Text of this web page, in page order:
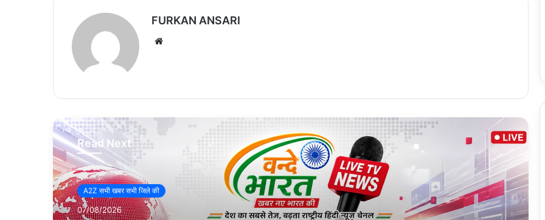
FURKAN ANSARI
Read Next
A2Z सभी खबर सभी जिले की
07/08/2026
छोटे एवं मध्यम समाचार पत्रों के संगठन असमनी की
सचिव, पत्रकार जगत में हर्ष की लहर
शिव भक्तों की सुरक्षा एवं सेवा में हरिद्वार उत्तराखंड
पुलिस हर समय तत्पर।
अजयगढ़–पन्ना घाटी में ट्रक खराब होने से लंबा
जाम, राहगीर और बस यात्री परेशान